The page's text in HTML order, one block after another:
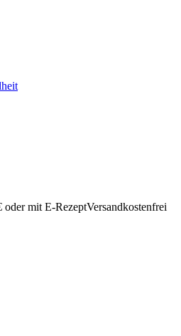
oder mit E-RezeptVersandkostenfrei